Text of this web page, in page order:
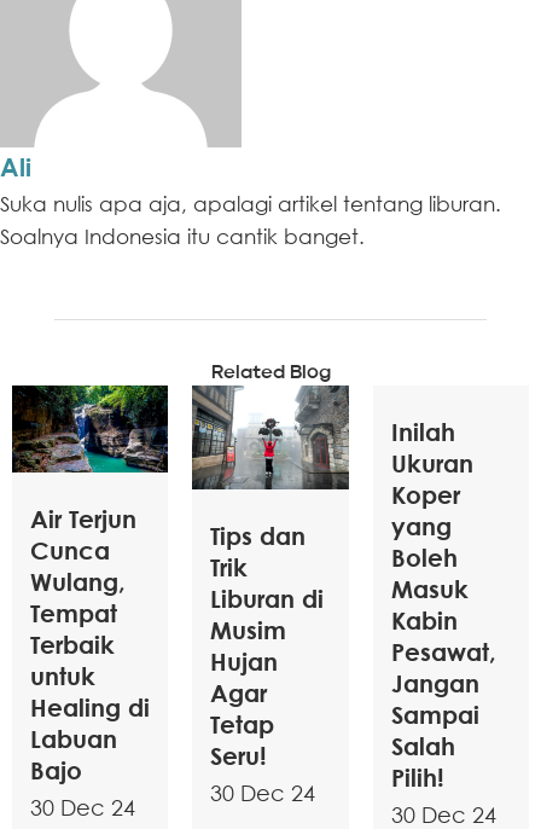
Ali
Suka nulis apa aja, apalagi artikel tentang liburan.
Soalnya Indonesia itu cantik banget.
Related Blog
Air Terjun
Cunca
Wulang,
Tempat
Terbaik
untuk
Healing di
Labuan
Bajo
30 Dec 24
Tips dan
Trik
Liburan di
Musim
Hujan
Agar
Tetap
Seru!
30 Dec 24
Inilah
Ukuran
Koper
yang
Boleh
Masuk
Kabin
Pesawat,
Jangan
Sampai
Salah
Pilih!
30 Dec 24